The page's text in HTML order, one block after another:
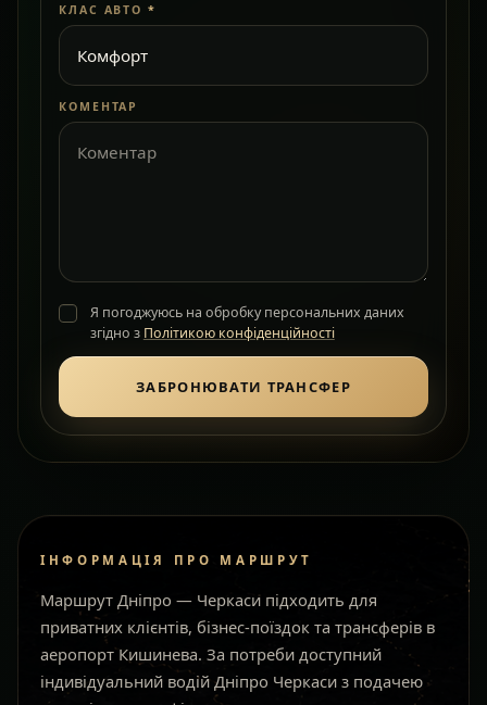
КЛАС АВТО *
КОМЕНТАР
Я погоджуюсь на обробку персональних даних
згідно з Політикою конфіденційності
ЗАБРОНЮВАТИ ТРАНСФЕР
ІНФОРМАЦІЯ ПРО МАРШРУТ
Маршрут Дніпро — Черкаси підходить для
приватних клієнтів, бізнес-поїздок та трансферів в
аеропорт Кишинева. За потреби доступний
індивідуальний водій Дніпро Черкаси з подачею